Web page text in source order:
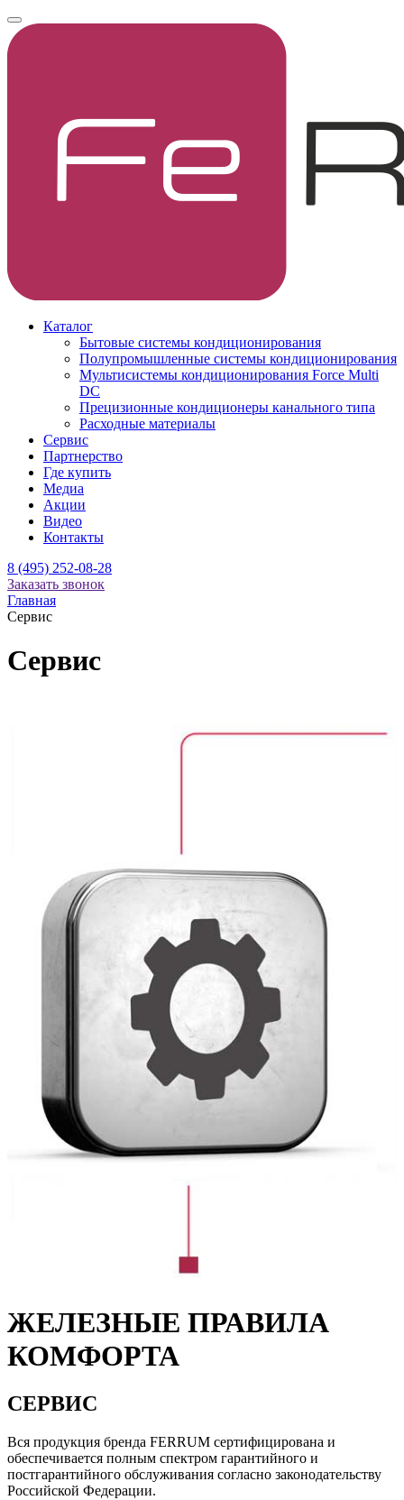
Каталог
Бытовые системы кондиционирования
Полупромышленные системы кондиционирования
Мультисистемы кондиционирования Force Multi
DC
Прецизионные кондиционеры канального типа
Расходные материалы
Сервис
Партнерство
Где купить
Медиа
Акции
Видео
Контакты
8 (495) 252-08-28
Заказать звонок
Главная
Сервис
Сервис
ЖЕЛЕЗНЫЕ ПРАВИЛА
КОМФОРТА
СЕРВИС
Вся продукция бренда FERRUM сертифицирована и
обеспечивается полным спектром гарантийного и
постгарантийного обслуживания согласно законодательству
Российской Федерации.